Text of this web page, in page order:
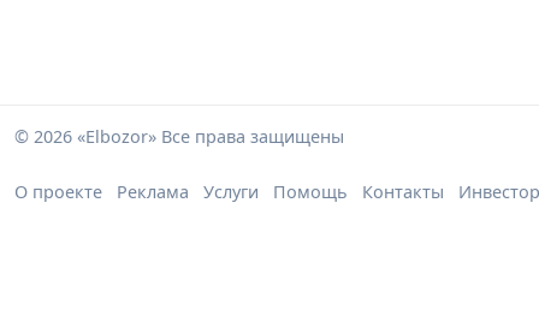
© 2026 «Elbozor» Все права защищены
О проекте Реклама Услуги Помощь Контакты